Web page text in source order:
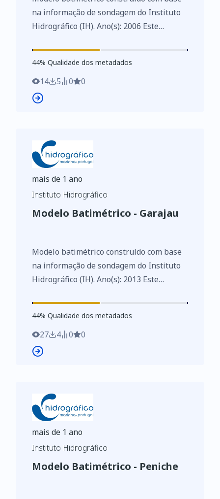
na informação de sondagem do Instituto
Hidrográfico (IH). Ano(s): 2006 Este
de Dados de Elevado Valor/HVD
identificados de acordo com o
Regulamento de Execução n.º 2023/138 da
Diretiva (UE) 2019/1024, relativa aos
44%
44% Qualidade dos metadados
14 5 0 0
mais de 1 ano
Instituto Hidrográfico
Modelo Batimétrico - Garajau
Modelo batimétrico construído com base
na informação de sondagem do Instituto
Hidrográfico (IH). Ano(s): 2013 Este
de Dados de Elevado Valor/HVD
identificados de acordo com o
Regulamento de Execução n.º 2023/138 da
Diretiva (UE) 2019/1024, relativa aos
44%
44% Qualidade dos metadados
27 4 0 0
mais de 1 ano
Instituto Hidrográfico
Modelo Batimétrico - Peniche